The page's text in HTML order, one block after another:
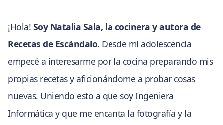
¡Hola! Soy Natalia Sala, la cocinera y autora de
Recetas de Escándalo. Desde mi adolescencia
empecé a interesarme por la cocina preparando mis
propias recetas y aficionándome a probar cosas
nuevas. Uniendo esto a que soy Ingeniera
Informática y que me encanta la fotografía y la